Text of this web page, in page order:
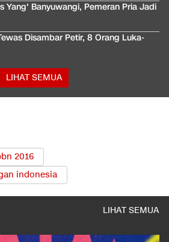
Yang' Banyuwangi, Pemeran Pria Jadi
Disambar Petir, 8 Orang Luka-
LIHAT SEMUA
2016
indonesia
LIHAT SEMUA